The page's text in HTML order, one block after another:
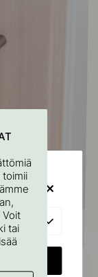
tai